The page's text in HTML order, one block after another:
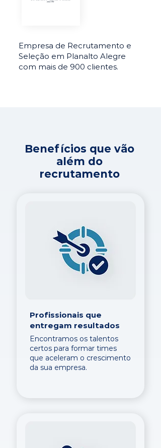
Empresa de Recrutamento e
Seleção em Planalto Alegre
com mais de 900 clientes.
Benefícios que vão
além do
recrutamento
Profissionais que
entregam resultados
Encontramos os talentos
certos para formar times
que aceleram o crescimento
da sua empresa.